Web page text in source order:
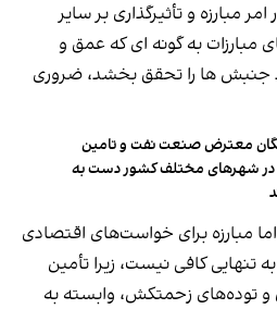
مبارزه و تأثیرگذاری بر سایر
مبارزات به گونه ای که عمق و
جنبش ها را تحقق بخشد، ضروری
معترض صنعت نفت و تامین
در شهرهای مختلف کشور دست به
مبارزه برای خواست‌های اقتصادی
تنهایی کافی نیست، زیرا تأمین
و توده‌های زحمتکش، وابسته به